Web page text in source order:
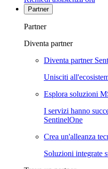
Partner
Partner
Diventa partner
Diventa partner
Unisciti
Esplora soluzioni
I servizi hanno
SentinelOne
Crea un'alleanza
Soluzioni integrate